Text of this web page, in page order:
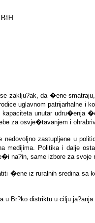
BiH
zaklju?ak, da �ene
uglavnom patrijarhalne
unutar udru�enja
za osvje�tavanjem i
nedovoljno zastupljene u
Politika i dalje
na?in, same izbore za svoje
�ene iz ruralnih sredina
Br?ko distriktu u cilju